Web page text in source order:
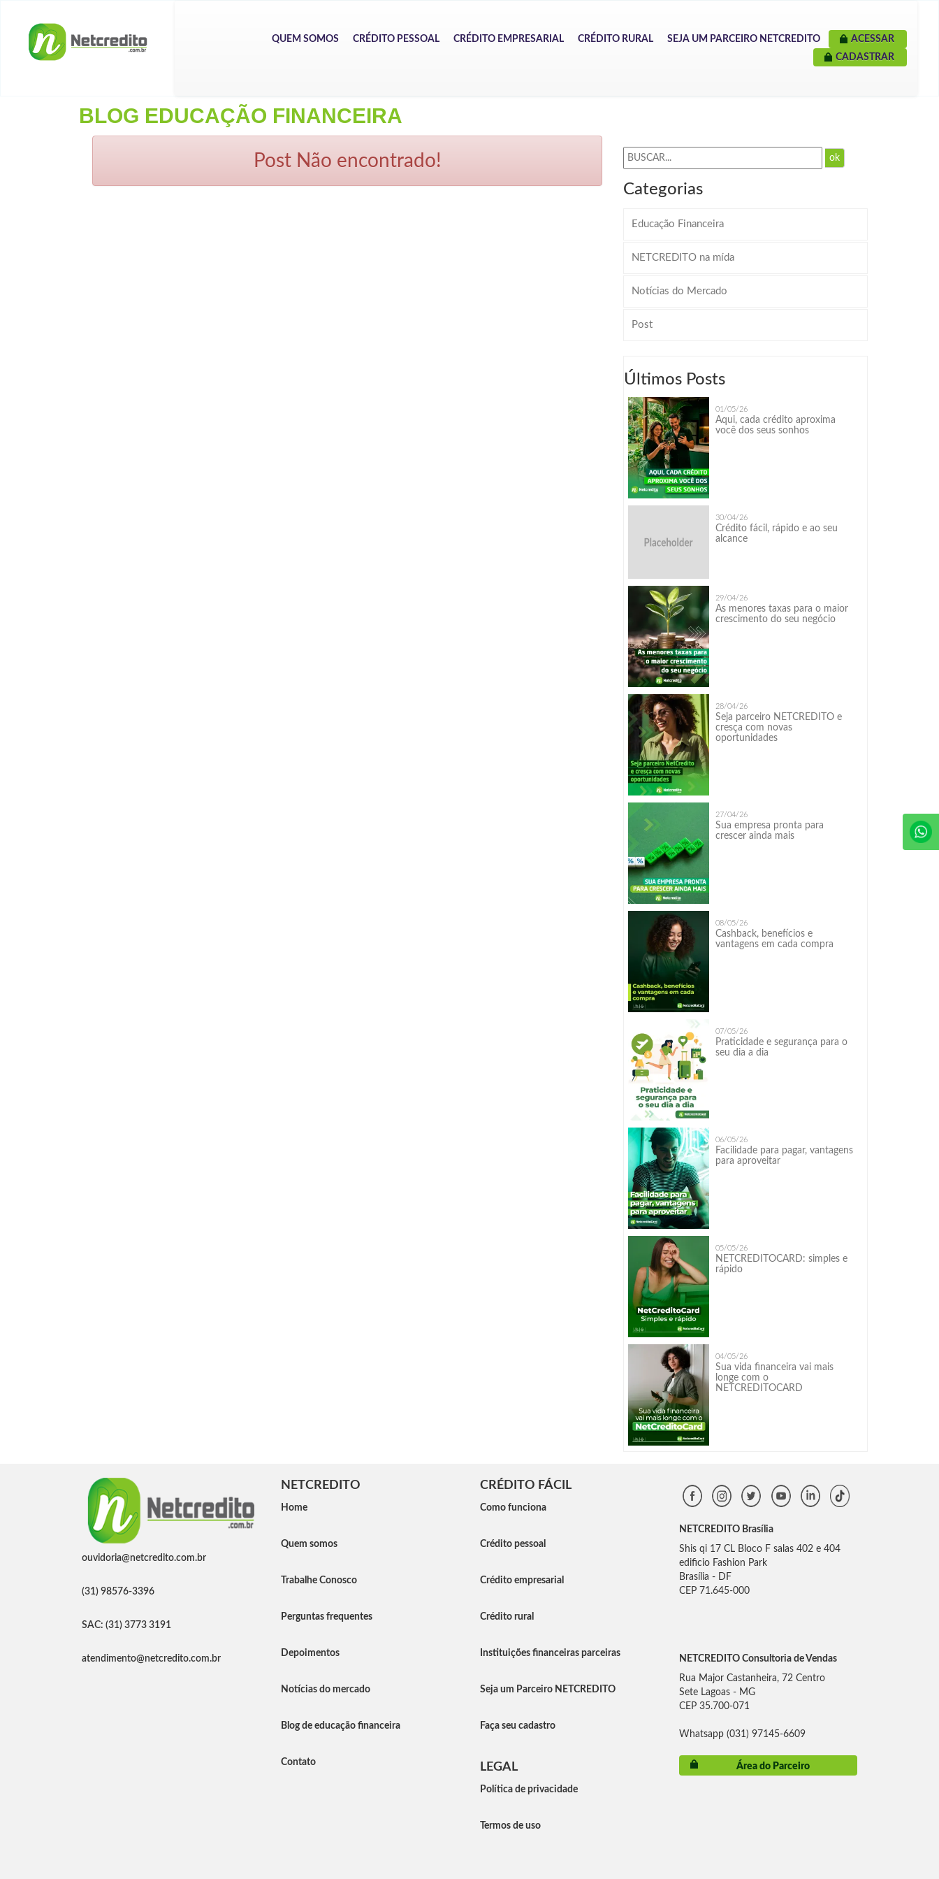
QUEM SOMOS CRÉDITO PESSOAL CRÉDITO EMPRESARIAL CRÉDITO RURAL SEJA UM PARCEIRO NETCREDITO
ACESSAR
CADASTRAR
BLOG EDUCAÇÃO FINANCEIRA
Post Não encontrado! ok
Categorias
Educação Financeira
NETCREDITO na mída
Notícias do Mercado
Post
Últimos Posts
01/05/26
Aqui, cada crédito aproxima
você dos seus sonhos
30/04/26
Crédito fácil, rápido e ao seu
alcance
29/04/26
As menores taxas para o maior
crescimento do seu negócio
28/04/26
Seja parceiro NETCREDITO e
cresça com novas
oportunidades
27/04/26
Sua empresa pronta para
crescer ainda mais
08/05/26
Cashback, benefícios e
vantagens em cada compra
07/05/26
Praticidade e segurança para o
seu dia a dia
06/05/26
Facilidade para pagar, vantagens
para aproveitar
05/05/26
NETCREDITOCARD: simples e
rápido
04/05/26
Sua vida financeira vai mais
longe com o
NETCREDITOCARD
ouvidoria@netcredito.com.br
(31) 98576-3396
SAC: (31) 3773 3191
atendimento@netcredito.com.br
NETCREDITO
Home
Quem somos
Trabalhe Conosco
Perguntas frequentes
Depoimentos
Notícias do mercado
Blog de educação financeira
Contato
CRÉDITO FÁCIL
Como funciona
Crédito pessoal
Crédito empresarial
Crédito rural
Instituições financeiras parceiras
Seja um Parceiro NETCREDITO
Faça seu cadastro
LEGAL
Política de privacidade
Termos de uso
NETCREDITO Brasília
Shis qi 17 CL Bloco F salas 402 e 404
edificio Fashion Park
Brasília - DF
CEP 71.645-000
NETCREDITO Consultoria de Vendas
Rua Major Castanheira, 72 Centro
Sete Lagoas - MG
CEP 35.700-071
Whatsapp (031) 97145-6609
Área do Parceiro